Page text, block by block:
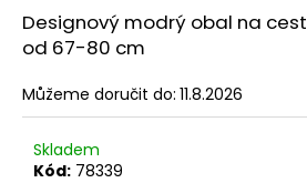
hvězdiček.
Designový modrý obal na
od 67-80 cm
Můžeme doručit do: 11.8.2026
Skladem
Kód: 78339
HLEDAT
D
o
p